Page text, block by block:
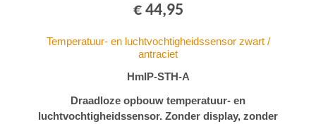
€ 44,95
Temperatuur- en luchtvochtigheidssensor zwart /
antraciet
HmIP-STH-A
Draadloze opbouw temperatuur- en
luchtvochtigheidssensor. Zonder display, zonder